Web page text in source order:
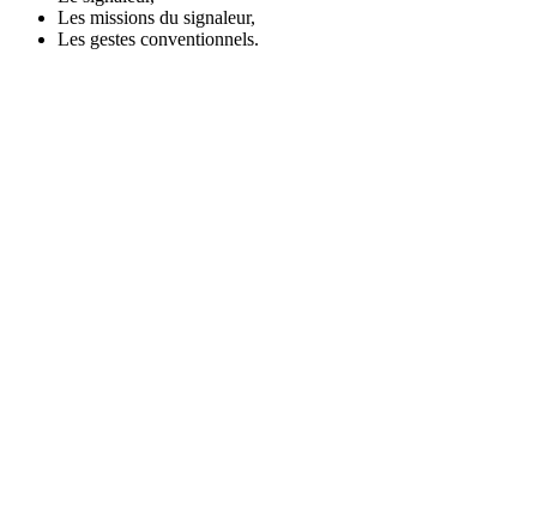
Les missions du signaleur,
Les gestes conventionnels.